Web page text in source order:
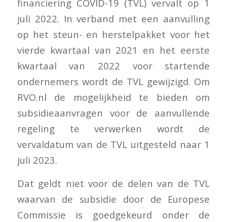
financiering COVID-19 (TVL) vervalt op 1
juli 2022. In verband met een aanvulling
op het steun- en herstelpakket voor het
vierde kwartaal van 2021 en het eerste
kwartaal van 2022 voor startende
ondernemers wordt de TVL gewijzigd. Om
RVO.nl de mogelijkheid te bieden om
subsidieaanvragen voor de aanvullende
regeling te verwerken wordt de
vervaldatum van de TVL uitgesteld naar 1
juli 2023.
Dat geldt niet voor de delen van de TVL
waarvan de subsidie door de Europese
Commissie is goedgekeurd onder de